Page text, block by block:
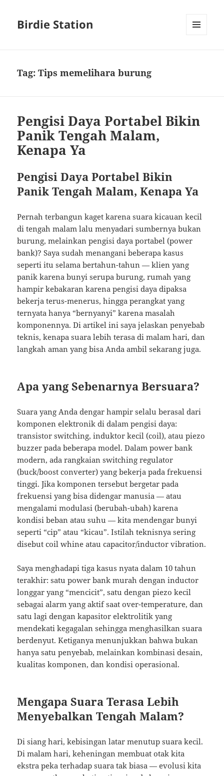
Birdie Station
Tag:Tips memelihara burung
Pengisi Daya Portabel Bikin
Panik Tengah Malam,
Kenapa Ya
Pengisi Daya Portabel Bikin
Panik Tengah Malam, Kenapa Ya
Pernah terbangun kaget karena suara kicauan kecil
di tengah malam lalu menyadari sumbernya bukan
burung, melainkan pengisi daya portabel (power
bank)? Saya sudah menangani beberapa kasus
seperti itu selama bertahun-tahun — klien yang
panik karena bunyi serupa burung, rumah yang
hampir kebakaran karena pengisi daya dipaksa
bekerja terus-menerus, hingga perangkat yang
ternyata hanya “bernyanyi” karena masalah
komponennya. Di artikel ini saya jelaskan penyebab
teknis, kenapa suara lebih terasa di malam hari, dan
langkah aman yang bisa Anda ambil sekarang juga.
Apa yang Sebenarnya Bersuara?
Suara yang Anda dengar hampir selalu berasal dari
komponen elektronik di dalam pengisi daya:
transistor switching, induktor kecil (coil), atau piezo
buzzer pada beberapa model. Dalam power bank
modern, ada rangkaian switching regulator
(buck/boost converter) yang bekerja pada frekuensi
tinggi. Jika komponen tersebut bergetar pada
frekuensi yang bisa didengar manusia — atau
mengalami modulasi (berubah-ubah) karena
kondisi beban atau suhu — kita mendengar bunyi
seperti “cip” atau “kicau”. Istilah teknisnya sering
disebut coil whine atau capacitor/inductor vibration.
Saya menghadapi tiga kasus nyata dalam 10 tahun
terakhir: satu power bank murah dengan inductor
longgar yang “mencicit”, satu dengan piezo kecil
sebagai alarm yang aktif saat over-temperature, dan
satu lagi dengan kapasitor elektrolitik yang
mendekati kegagalan sehingga menghasilkan suara
berdenyut. Ketiganya menunjukkan bahwa bukan
hanya satu penyebab, melainkan kombinasi desain,
kualitas komponen, dan kondisi operasional.
Mengapa Suara Terasa Lebih
Menyebalkan Tengah Malam?
Di siang hari, kebisingan latar menutup suara kecil.
Di malam hari, keheningan membuat otak kita
ekstra peka terhadap suara tak biasa — evolusi kita